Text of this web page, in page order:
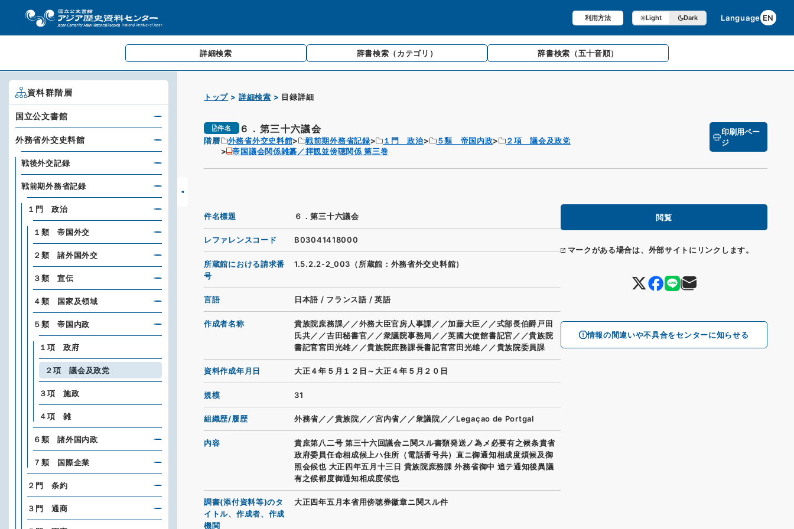
利用方法 Light Dark Language EN
詳細検索 辞書検索 （カテゴリ） 辞書検索 （五十音順）
トップ 詳細検索 目録詳細
件名 ６．第三十六議会
階層 外務省外交史料館 戦前期外務省記録 １門 政治 ５類 帝国内政
２項 議会及政党
帝国議会関係雑纂／拝観並傍聴関係 第三巻
印刷用ペー
ジ
閲覧
マークがある場合は、外部サイトにリンクします。
情報の間違いや不具合をセンターに知らせる
件名標題 ６．第三十六議会
レファレンスコード B03041418000
所蔵館における請求番
号
1.5.2.2-2_003（所蔵館：外務省外交史料館）
言語 日本語 / フランス語 / 英語
作成者名称
貴族院庶務課／／外務大臣官房人事課／／加藤大臣／／式部長伯爵戸田
氏共／／吉田秘書官／／衆議院事務局／／英國大使館書記官／／貴族院
書記官宮田光雄／／貴族院庶務課長書記官宮田光雄／／貴族院委員課
資料作成年月日 大正４年５月１２日～大正４年５月２０日
規模 31
組織歴/履歴 外務省／／貴族院／／宮内省／／衆議院／／Legaçao de Portgal
内容
貴庶第八二号 第三十六回議会ニ関スル書類発送ノ為メ必要有之候条貴省
政府委員任命相成候上ハ住所（電話番号共）直ニ御通知相成度煩候及御
照会候也 大正四年五月十三日 貴族院庶務課 外務省御中 追テ通知後異議
有之候都度御通知相成度候也
調書(添付資料等)のタ
イトル、作成者、作成
機関
大正四年五月本省用傍聴券徽章ニ関スル件
資料群階層
国立公文書館
外務省外交史料館
戦後外交記録
戦前期外務省記録
１門 政治
１類 帝国外交
２類 諸外国外交
３類 宣伝
４類 国家及領域
５類 帝国内政
１項 政府
２項 議会及政党
３項 施政
４項 雑
６類 諸外国内政
７類 国際企業
２門 条約
３門 通商